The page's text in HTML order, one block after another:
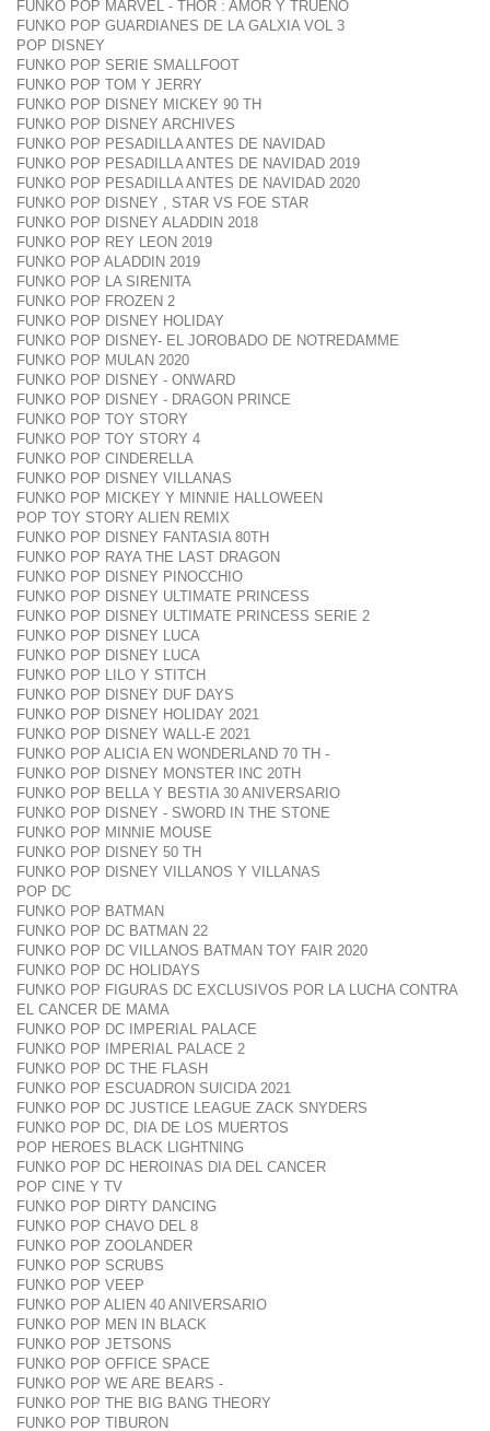
FUNKO POP MARVEL - THOR : AMOR Y TRUENO
FUNKO POP GUARDIANES DE LA GALXIA VOL 3
POP DISNEY
FUNKO POP SERIE SMALLFOOT
FUNKO POP TOM Y JERRY
FUNKO POP DISNEY MICKEY 90 TH
FUNKO POP DISNEY ARCHIVES
FUNKO POP PESADILLA ANTES DE NAVIDAD
FUNKO POP PESADILLA ANTES DE NAVIDAD 2019
FUNKO POP PESADILLA ANTES DE NAVIDAD 2020
FUNKO POP DISNEY , STAR VS FOE STAR
FUNKO POP DISNEY ALADDIN 2018
FUNKO POP REY LEON 2019
FUNKO POP ALADDIN 2019
FUNKO POP LA SIRENITA
FUNKO POP FROZEN 2
FUNKO POP DISNEY HOLIDAY
FUNKO POP DISNEY- EL JOROBADO DE NOTREDAMME
FUNKO POP MULAN 2020
FUNKO POP DISNEY - ONWARD
FUNKO POP DISNEY - DRAGON PRINCE
FUNKO POP TOY STORY
FUNKO POP TOY STORY 4
FUNKO POP CINDERELLA
FUNKO POP DISNEY VILLANAS
FUNKO POP MICKEY Y MINNIE HALLOWEEN
POP TOY STORY ALIEN REMIX
FUNKO POP DISNEY FANTASIA 80TH
FUNKO POP RAYA THE LAST DRAGON
FUNKO POP DISNEY PINOCCHIO
FUNKO POP DISNEY ULTIMATE PRINCESS
FUNKO POP DISNEY ULTIMATE PRINCESS SERIE 2
FUNKO POP DISNEY LUCA
FUNKO POP DISNEY LUCA
FUNKO POP LILO Y STITCH
FUNKO POP DISNEY DUF DAYS
FUNKO POP DISNEY HOLIDAY 2021
FUNKO POP DISNEY WALL-E 2021
FUNKO POP ALICIA EN WONDERLAND 70 TH -
FUNKO POP DISNEY MONSTER INC 20TH
FUNKO POP BELLA Y BESTIA 30 ANIVERSARIO
FUNKO POP DISNEY - SWORD IN THE STONE
FUNKO POP MINNIE MOUSE
FUNKO POP DISNEY 50 TH
FUNKO POP DISNEY VILLANOS Y VILLANAS
POP DC
FUNKO POP BATMAN
FUNKO POP DC BATMAN 22
FUNKO POP DC VILLANOS BATMAN TOY FAIR 2020
FUNKO POP DC HOLIDAYS
FUNKO POP FIGURAS DC EXCLUSIVOS POR LA LUCHA CONTRA
EL CANCER DE MAMA
FUNKO POP DC IMPERIAL PALACE
FUNKO POP IMPERIAL PALACE 2
FUNKO POP DC THE FLASH
FUNKO POP ESCUADRON SUICIDA 2021
FUNKO POP DC JUSTICE LEAGUE ZACK SNYDERS
FUNKO POP DC, DIA DE LOS MUERTOS
POP HEROES BLACK LIGHTNING
FUNKO POP DC HEROINAS DIA DEL CANCER
POP CINE Y TV
FUNKO POP DIRTY DANCING
FUNKO POP CHAVO DEL 8
FUNKO POP ZOOLANDER
FUNKO POP SCRUBS
FUNKO POP VEEP
FUNKO POP ALIEN 40 ANIVERSARIO
FUNKO POP MEN IN BLACK
FUNKO POP JETSONS
FUNKO POP OFFICE SPACE
FUNKO POP WE ARE BEARS -
FUNKO POP THE BIG BANG THEORY
FUNKO POP TIBURON